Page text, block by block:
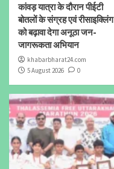
कांवड़ यात्रा के दौरान पीईटी
बोतलों के संग्रह एवं रीसाइक्लिंग
को बढ़ावा देगा अनूठा जन-
जागरूकता अभियान
khabarbharat24.com
5 August 2026
0